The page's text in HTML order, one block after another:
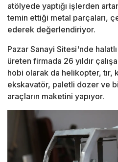
atölyede yaptığı işlerden
temin ettiği metal parçaları,
ederek değerlendiriyor.
Pazar Sanayi Sitesi'nde
üreten firmada 26 yıldır
hobi olarak da helikopter, tır,
ekskavatör, paletli dozer ve
araçların maketini yapıyor.